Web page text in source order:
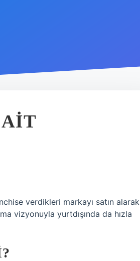
verdikleri markayı satın alarak
vizyonuyla yurtdışında da hızla